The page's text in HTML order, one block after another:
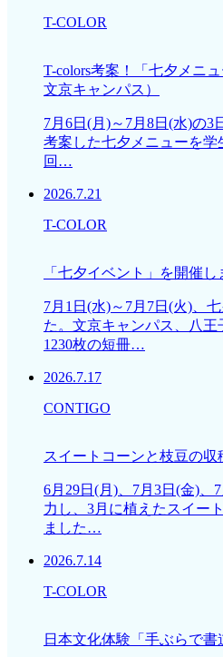
T-COLOR
T-colors考案！「七夕メニ
文京キャンパス）
7月6日(月)～7月8日(水)の3
考案した七夕メニューを
回…
2026.7.21
T-COLOR
「七夕イベント」を開催し
7月1日(水)～7月7日(火)、
た。文京キャンパス、八
1230枚の短冊…
2026.7.17
CONTIGO
スイートコーンと枝豆の収
6月29日(月)、7月3日(金)、
力し、3月に植えたスイー
ました…
2026.7.14
T-COLOR
日本文化体験「手ぶらで書